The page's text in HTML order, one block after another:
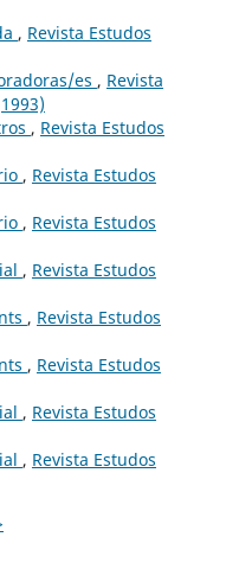
, Revista Estudos
es , Revista
, Revista Estudos
, Revista Estudos
, Revista Estudos
, Revista Estudos
, Revista Estudos
, Revista Estudos
, Revista Estudos
, Revista Estudos